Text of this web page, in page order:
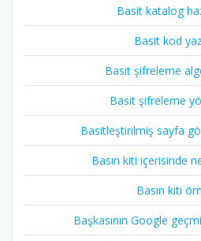
Basit katalog
Basit kod
Basit şifreleme
Basit şifreleme
Basitleştirilmiş sayfa
Basın kiti içerisinde
Basın kiti
Başkasının Google